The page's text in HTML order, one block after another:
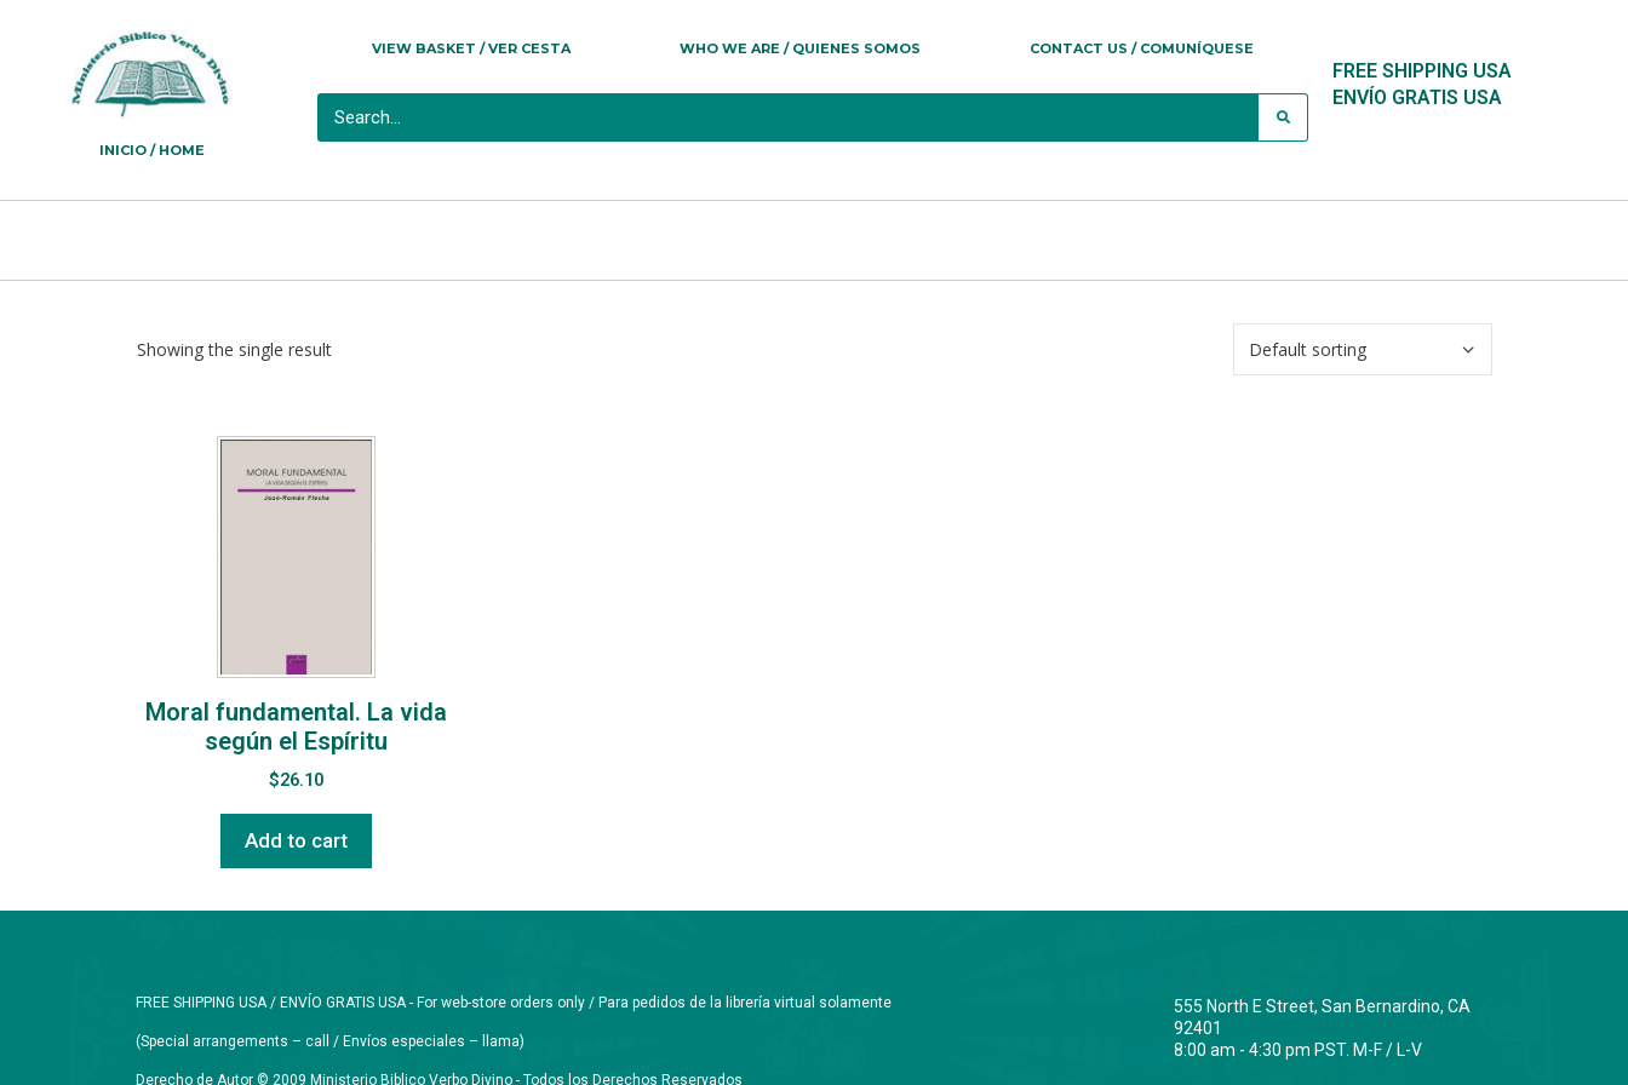
INICIO / HOME
VIEW BASKET / VER CESTA WHO WE ARE / QUIENES SOMOS CONTACT US / COMUNÍQUESE
FREE SHIPPING USA
ENVÍO GRATIS USA
Showing the single result
Moral fundamental. La vida
según el Espíritu
$26.10
Add to cart
FREE SHIPPING USA / ENVÍO GRATIS USA - For web-store orders only / Para pedidos de la librería virtual solamente
(Special arrangements – call / Envíos especiales – llama)
Derecho de Autor © 2009 Ministerio Biblico Verbo Divino - Todos los Derechos Reservados
555 North E Street, San Bernardino, CA
92401
8:00 am - 4:30 pm PST. M-F / L-V